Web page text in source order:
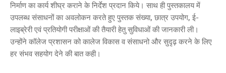
निर्माण का कार्य शीघ्र कराने के निर्देश प्रदान किये। साथ ही पुस्तकालय में
उपलब्ध संसाधनों का अवलोकन करते हुए पुस्तक संख्या, छात्र उपयोग, ई-
लाइब्रेरी एवं प्रतियोगी परीक्षाओं की तैयारी हेतु सुविधाओं की जानकारी ली।
उन्होंने कॉलेज प्रशासन को कालेज विकास व संसाधनो और सुदृढ़ करने के लिए
हर संभव सहयोग देने की बात कही।